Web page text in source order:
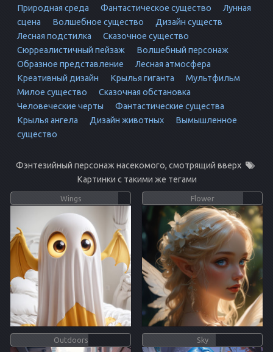
Природная среда
Фантастическое существо
Лунная
сцена
Волшебное существо
Дизайн существ
Лесная подстилка
Сказочное существо
Сюрреалистичный пейзаж
Волшебный персонаж
Образное представление
Лесная атмосфера
Креативный дизайн
Крылья гиганта
Мультфильм
Милое существо
Сказочная обстановка
Человеческие черты
Фантастические существа
Крылья ангела
Дизайн животных
Вымышленное
существо
Фэнтезийный персонаж насекомого, смотрящий вверх
Картинки с такими же тегами
Wings Flower
Outdoors Sky